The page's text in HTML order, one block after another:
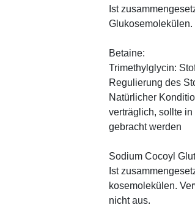
Ist
Betaine:
Trimethylglycin:
Regulierung des
Natürlicher
verträglich, sollte
gebracht werden
Sodium Cocoyl
Ist
kosemolekülen.
nicht aus.